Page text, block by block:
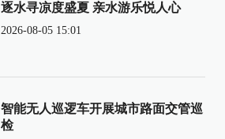
逐水寻凉度盛夏 亲水游乐悦人心
2026-08-05 15:01
智能无人巡逻车开展城市路面交管巡
检